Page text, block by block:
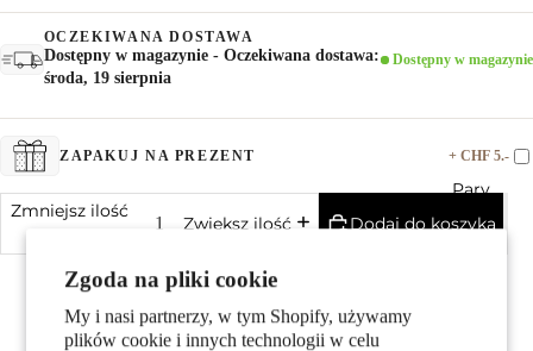
Zgoda na pliki cookie
My i nasi partnerzy, w tym Shopify, używamy
plików cookie i innych technologii w celu
Pary
OCZEKIWANA DOSTAWA
Dostępny w magazynie - Oczekiwana dostawa:
środa, 19 sierpnia
Dostępny w magazynie
ZAPAKUJ NA PREZENT + CHF 5.-
Zmniejsz ilość
Zwiększ ilość Dodaj do koszyka
Antyalergiczny i przyjazny dla skóry
Średnica wewnętrzna oczka wynosi 2.0 mm
Darmowa dostawa